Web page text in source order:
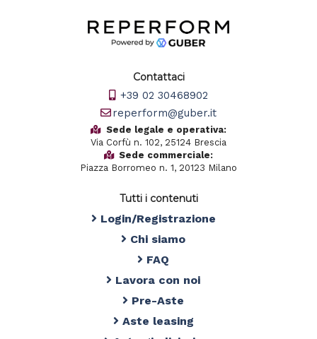
Contattaci
+39 02 30468902
reperform@guber.it
Sede legale e operativa:
Via Corfù n. 102, 25124 Brescia
Sede commerciale:
Piazza Borromeo n. 1, 20123 Milano
Tutti i contenuti
Login/Registrazione
Chi siamo
FAQ
Lavora con noi
Pre-Aste
Aste leasing